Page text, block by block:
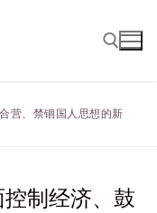
营、禁锢国人思想的新
制经济、鼓